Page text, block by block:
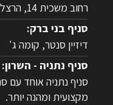
רחוב משכית 14, הרצליה
סניף בני ברק:
דיזיין סנטר, קומה ג'
סניף נתניה - השרון:
סניף נתניה אוחד עם
מקצועית ומהנה יותר.